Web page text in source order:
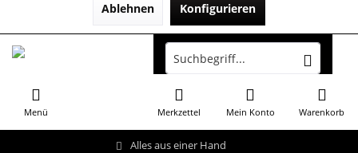
Ablehnen Konfigurieren
Alles aus einer Hand
Menü Warenkorb
Merkzettel Mein Konto